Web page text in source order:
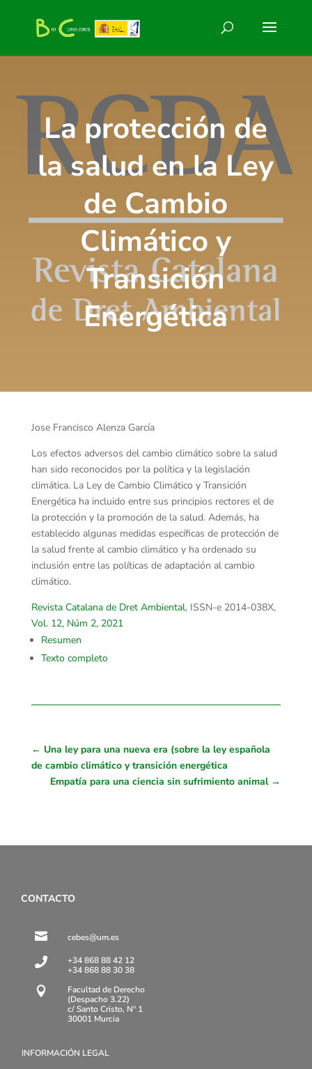
La protección de
la salud en la Ley
de Cambio
Climático y
Transición
Energética
Jose Francisco Alenza García
Los efectos adversos del cambio climático sobre la salud
han sido reconocidos por la política y la legislación
climática. La Ley de Cambio Climático y Transición
Energética ha incluido entre sus principios rectores el de
la protección y la promoción de la salud. Además, ha
establecido algunas medidas específicas de protección de
la salud frente al cambio climático y ha ordenado su
inclusión entre las políticas de adaptación al cambio
climático.
Revista Catalana de Dret Ambiental, ISSN-e 2014-038X,
Vol. 12, Núm 2, 2021
Resumen
Texto completo
← Una ley para una nueva era (sobre la ley española
de cambio climático y transición energética
Empatía para una ciencia sin sufrimiento animal→
CONTACTO
 cebes@um.es

+34 868 88 42 12
+34 868 88 30 38

Facultad de Derecho
(Despacho 3.22)
c/ Santo Cristo, Nº 1
30001 Murcia
INFORMACIÓN LEGAL